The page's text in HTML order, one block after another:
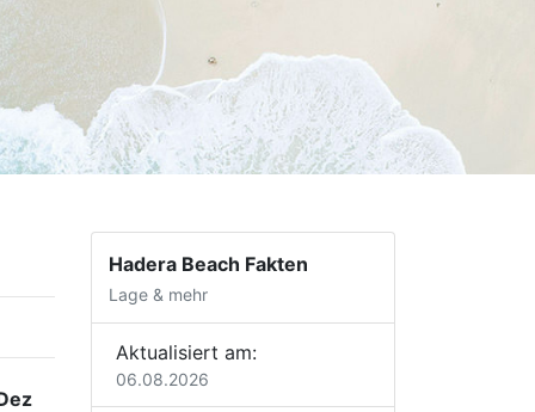
Hadera Beach Fakten
Lage & mehr
Aktualisiert am:
06.08.2026